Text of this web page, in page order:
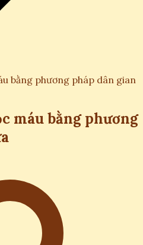
bằng phương pháp dân gian
máu bằng phương